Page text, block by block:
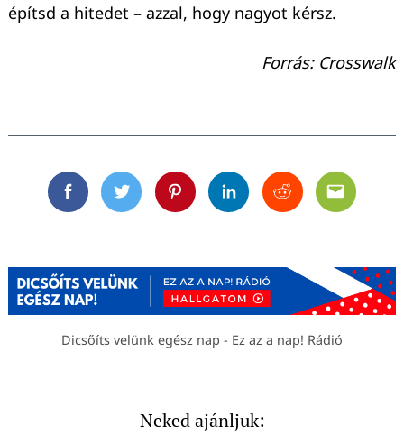
építsd a hitedet – azzal, hogy nagyot kérsz.
Forrás: Crosswalk
FacebookTwitterPinterestLinkedinRedditEmail
Dicsőíts velünk egész nap - Ez az a nap! Rádió
Neked ajánljuk: